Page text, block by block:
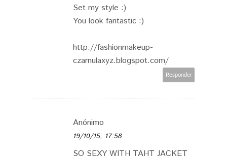
Set my style :)
You look fantastic :)
http://fashionmakeup-
czarnulaxyz.blogspot.com/
Responder
Anónimo
19/10/15, 17:58
SO SEXY WITH TAHT JACKET